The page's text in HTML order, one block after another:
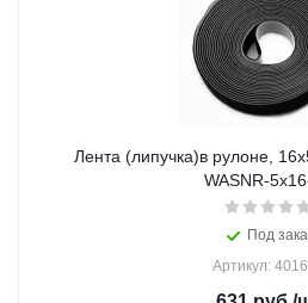
Лента (липучка)в рулоне,
WASNR-
Под
Артикул: